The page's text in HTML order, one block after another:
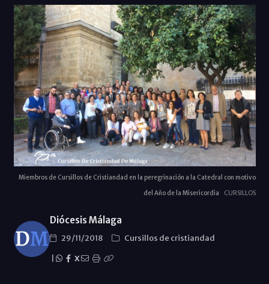
Miembros de Cursillos de Cristiandad en la peregrinación a la Catedral con motivo
del Año de la Misericordia
CURSILLOS
Diócesis Málaga
29/11/2018
Cursillos de cristiandad
X